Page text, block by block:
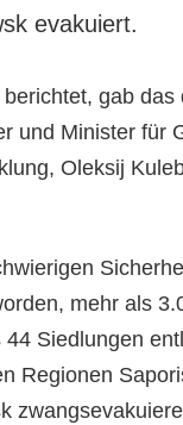
evakuiert.
gab das
und Minister für
Oleksij
mehr als
44 Siedlungen
Regionen